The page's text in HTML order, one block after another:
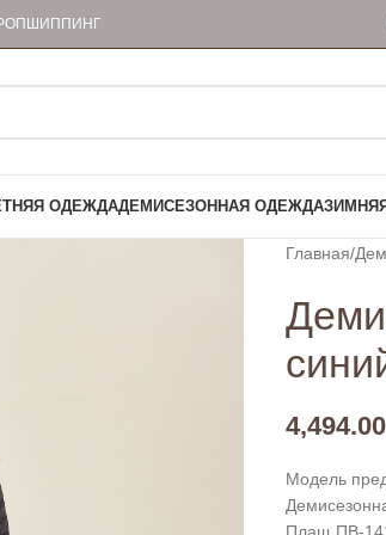
ОДЕЖДАДЕМИСЕЗОННАЯ ОДЕЖДА
Главная
4,494.00
Модель